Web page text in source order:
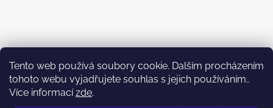
Tento web používá soubory cookie. Dalším procházením
tohoto webu vyjadřujete souhlas s jejich používáním..
Více informacízde.